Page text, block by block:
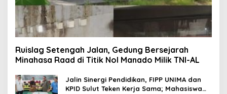
Ruislag Setengah Jalan, Gedung Bersejarah
Minahasa Raad di Titik Nol Manado Milik TNI-AL
Jalin Sinergi Pendidikan, FIPP UNIMA dan
KPID Sulut Teken Kerja Sama; Mahasiswa